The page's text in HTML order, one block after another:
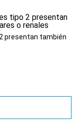
presentan también